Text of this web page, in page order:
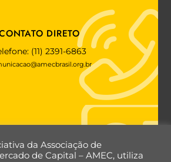
DIRETO
(11) 2391-6863
da Associação de
de Capital – AMEC, utiliza